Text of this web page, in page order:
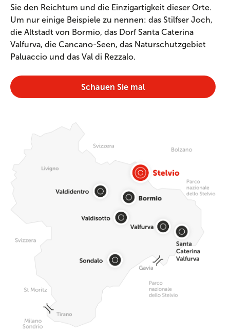
Sie den Reichtum und die Einzigartigkeit dieser Orte.
Um nur einige Beispiele zu nennen: das Stilfser Joch,
die Altstadt von Bormio, das Dorf Santa Caterina
Valfurva, die Cancano-Seen, das Naturschutzgebiet
Paluaccio und das Val di Rezzalo.
Schauen Sie mal